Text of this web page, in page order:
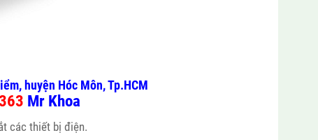
huyện Hóc Môn, Tp.HCM
Mr Khoa
các thiết bị điện.